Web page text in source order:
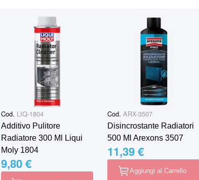
Cod. LIQ-1804
Additivo Pulitore
Radiatore 300 Ml Liqui
Moly 1804
9,80 €
Cod. ARX-3507
Disincrostante Radiatori
500 Ml Arexons 3507
11,39 €
Aggiungi al Carrello